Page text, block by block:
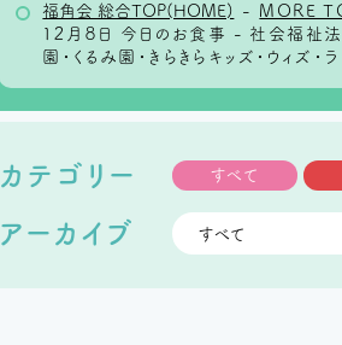
福角会 総合TOP(HOME) - MORE
１２月８日 今日のお食事 - 社会福祉
園・くるみ園・きらきらキッズ・ウィ
カテゴリー すべて
アーカイブ